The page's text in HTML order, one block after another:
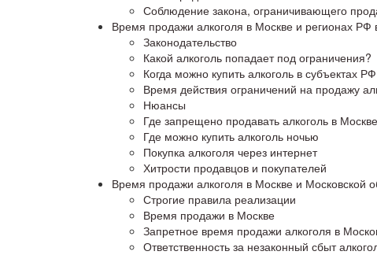
Соблюдение закона, ограничивающего
Время продажи алкоголя в Москве и регионах РФ
Законодательство
Какой алкоголь попадает под ограничения?
Когда можно купить алкоголь в субъектах РФ
Время действия ограничений на продажу
Нюансы
Где запрещено продавать алкоголь в
Где можно купить алкоголь ночью
Покупка алкоголя через интернет
Хитрости продавцов и покупателей
Время продажи алкоголя в Москве и Московской
Строгие правила реализации
Время продажи в Москве
Запретное время продажи алкоголя в
Ответственность за незаконный сбыт